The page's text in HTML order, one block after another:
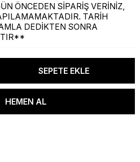
ÖNCEDEN SİPARİŞ VERİNİZ,
TARİH
DEDİKTEN SONRA